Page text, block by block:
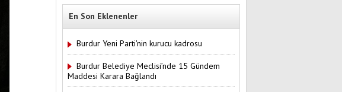
En Son Eklenenler
Burdur Yeni Parti'nin kurucu kadrosu
Burdur Belediye Meclisi’nde 15 Gündem
Maddesi Karara Bağlandı